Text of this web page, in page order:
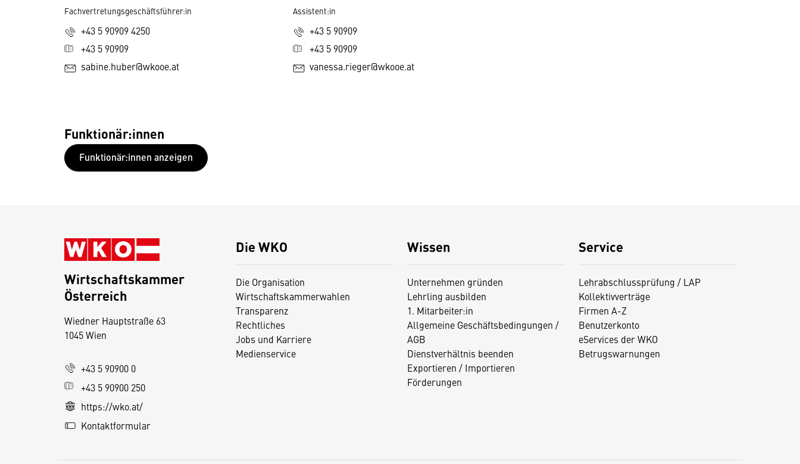
Fachvertretungsgeschäftsführer:in
+43 5 90909 4250
+43 5 90909
sabine.huber@wkooe.at
Assistent:in
+43 5 90909
+43 5 90909
vanessa.rieger@wkooe.at
Funktionär:innen
Funktionär:innen anzeigen
Die WKO
Die Organisation
Wirtschaftskammerwahlen
Transparenz
Rechtliches
Jobs und Karriere
Medienservice
Wissen
Unternehmen gründen
Lehrling ausbilden
1. Mitarbeiter:in
Allgemeine Geschäftsbedingungen /
AGB
Dienstverhältnis beenden
Exportieren / Importieren
Förderungen
Service
Lehrabschlussprüfung / LAP
Kollektivverträge
Firmen A-Z
Benutzerkonto
eServices der WKO
Betrugswarnungen
Wirtschaftskammer
Österreich
Wiedner Hauptstraße 63
1045 Wien
+43 5 90900 0
+43 5 90900 250
https://wko.at/
Kontaktformular